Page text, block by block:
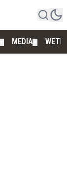
MEDIA